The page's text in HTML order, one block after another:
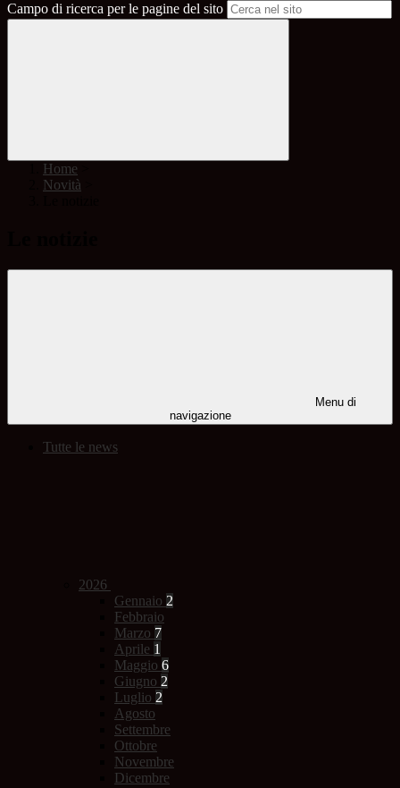
Campo di ricerca per le pagine del sito
Home
Novità
Menu di
navigazione
Tutte le news
2026
Gennaio 2
Febbraio
Marzo 7
Aprile 1
Maggio 6
Giugno 2
Luglio 2
Agosto
Settembre
Ottobre
Novembre
Dicembre